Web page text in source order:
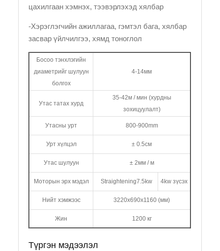
цахилгаан хэмнэх, тээвэрлэхэд хялбар
-Хэрэглэгчийн ажиллагаа, гэмтэл бага, хялбар
засвар үйлчилгээ, хямд тоноглол
Босоо тэнхлэгийн
диаметрийг шулуун
болгох
4-14мм
Утас татах хурд
35-42м / мин (хурдны
зохицуулалт)
Утасны урт 800-900mm
Урт хүлцэл ± 0.5см
Утас шулуун ± 2мм / м
Моторын эрх мэдэл Straightening7.5kw 4kw зүсэх
Нийт хэмжээс 3220x690x1160 (мм)
Жин 1200 кг
Түргэн мэдээлэл